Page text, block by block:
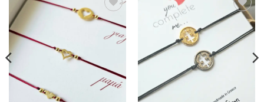
Add to
wishlist
Add to